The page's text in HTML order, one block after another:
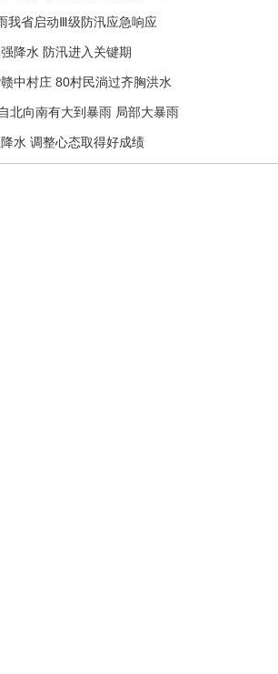
我省启动Ⅲ级防汛应急响应
降水 防汛进入关键期
中村庄 80村民淌过齐胸洪水
北向南有大到暴雨 局部大暴雨
水 调整心态取得好成绩